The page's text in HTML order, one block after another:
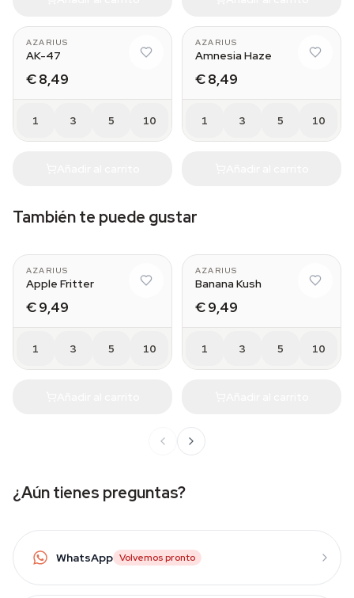
AZARIUS
AK-47
€ 8,49
1 3 5 10
AZARIUS
Amnesia Haze
€ 8,49
1 3 5 10
También te puede gustar
AZARIUS
Apple Fritter
€ 9,49
1 3 5 10
AZARIUS
Banana Kush
€ 9,49
1 3 5 10
¿Aún tienes preguntas?
WhatsApp Volvemos pronto